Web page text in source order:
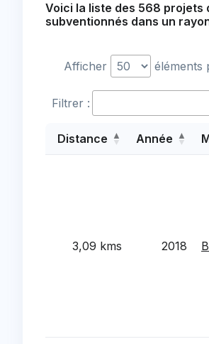
Voici la liste des 568 projets
subventionnés dans un
Afficher éléments
Filtrer :
Distance Année
3,09 kms 2018